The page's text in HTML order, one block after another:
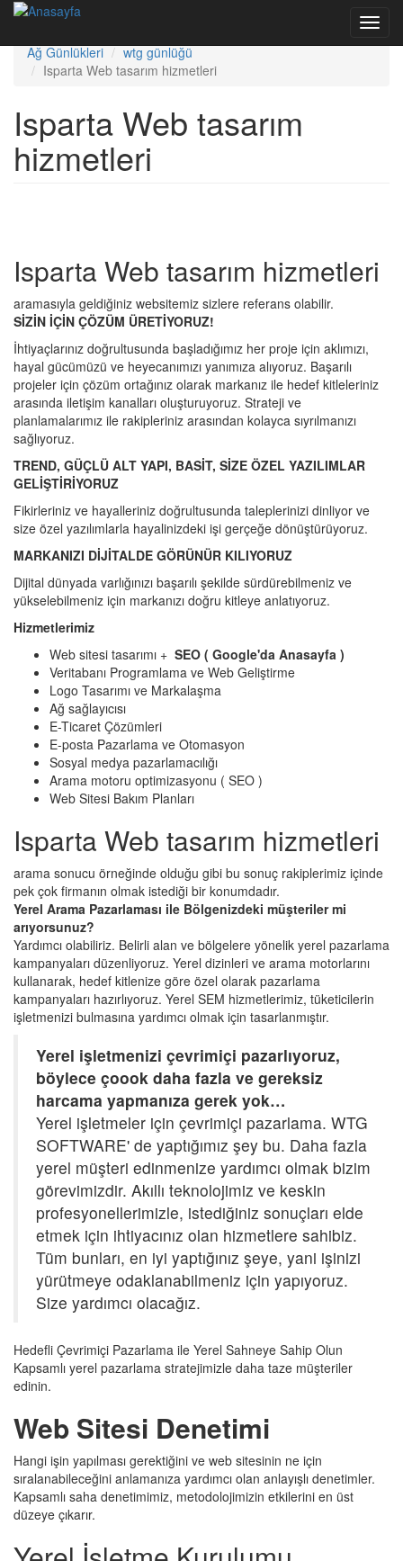
Ana içeriğe atla
Ağ Günlükleri
wtg günlüğü
Isparta Web tasarım hizmetleri
Isparta Web tasarım
hizmetleri
Isparta Web tasarım hizmetleri
aramasıyla geldiğiniz websitemiz sizlere referans olabilir.
SİZİN İÇİN ÇÖZÜM ÜRETİYORUZ!
İhtiyaçlarınız doğrultusunda başladığımız her proje için aklımızı,
hayal gücümüzü ve heyecanımızı yanımıza alıyoruz. Başarılı
projeler için çözüm ortağınız olarak markanız ile hedef kitleleriniz
arasında iletişim kanalları oluşturuyoruz. Strateji ve
planlamalarımız ile rakipleriniz arasından kolayca sıyrılmanızı
sağlıyoruz.
TREND, GÜÇLÜ ALT YAPI, BASİT, SİZE ÖZEL YAZILIMLAR
GELİŞTİRİYORUZ
Fikirleriniz ve hayalleriniz doğrultusunda taleplerinizi dinliyor ve
size özel yazılımlarla hayalinizdeki işi gerçeğe dönüştürüyoruz.
MARKANIZI DİJİTALDE GÖRÜNÜR KILIYORUZ
Dijital dünyada varlığınızı başarılı şekilde sürdürebilmeniz ve
yükselebilmeniz için markanızı doğru kitleye anlatıyoruz.
Hizmetlerimiz
Web sitesi tasarımı + SEO ( Google'da Anasayfa )
Veritabanı Programlama ve Web Geliştirme
Logo Tasarımı ve Markalaşma
Ağ sağlayıcısı
E-Ticaret Çözümleri
E-posta Pazarlama ve Otomasyon
Sosyal medya pazarlamacılığı
Arama motoru optimizasyonu ( SEO )
Web Sitesi Bakım Planları
Isparta Web tasarım hizmetleri
arama sonucu örneğinde olduğu gibi bu sonuç rakiplerimiz içinde
pek çok firmanın olmak istediği bir konumdadır.
Yerel Arama Pazarlaması ile Bölgenizdeki müşteriler mi
arıyorsunuz?
Yardımcı olabiliriz. Belirli alan ve bölgelere yönelik yerel pazarlama
kampanyaları düzenliyoruz. Yerel dizinleri ve arama motorlarını
kullanarak, hedef kitlenize göre özel olarak pazarlama
kampanyaları hazırlıyoruz. Yerel SEM hizmetlerimiz, tüketicilerin
işletmenizi bulmasına yardımcı olmak için tasarlanmıştır.
Yerel işletmenizi çevrimiçi pazarlıyoruz,
böylece çoook daha fazla ve gereksiz
harcama yapmanıza gerek yok…
Yerel işletmeler için çevrimiçi pazarlama. WTG
SOFTWARE' de yaptığımız şey bu. Daha fazla
yerel müşteri edinmenize yardımcı olmak bizim
görevimizdir. Akıllı teknolojimiz ve keskin
profesyonellerimizle, istediğiniz sonuçları elde
etmek için ihtiyacınız olan hizmetlere sahibiz.
Tüm bunları, en iyi yaptığınız şeye, yani işinizi
yürütmeye odaklanabilmeniz için yapıyoruz.
Size yardımcı olacağız.
Hedefli Çevrimiçi Pazarlama ile Yerel Sahneye Sahip Olun
Kapsamlı yerel pazarlama stratejimizle daha taze müşteriler
edinin.
Web Sitesi Denetimi
Hangi işin yapılması gerektiğini ve web sitesinin ne için
sıralanabileceğini anlamanıza yardımcı olan anlayışlı denetimler.
Kapsamlı saha denetimimiz, metodolojimizin etkilerini en üst
düzeye çıkarır.